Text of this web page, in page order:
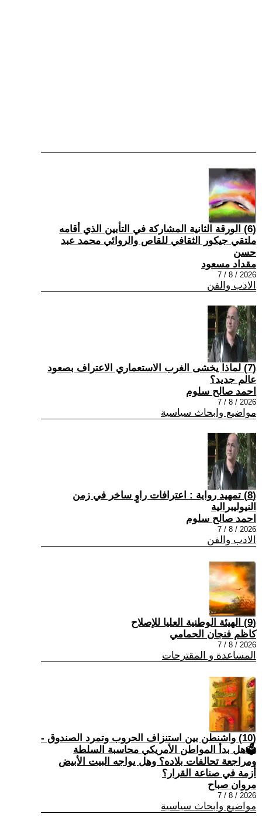
(6) الورقة الثانية المشاركة في التأبين الذي أقامه
ملتقي جيكور الثقافي للقاص والروائي محمد عبد
حسن
مقداد مسعود
2026 / 8 / 7
الادب والفن
(7) لماذا يخشى الغرب الاستعماري الاعتراف بصعود
عالم جديد؟
احمد صالح سلوم
2026 / 8 / 7
مواضيع وابحاث سياسية
(8) تمهيد رواية : اعترافات راوٍ ساخر في زمن
النيوليبرالية
احمد صالح سلوم
2026 / 8 / 7
الادب والفن
(9) الهيئة الوطنية العليا للإصلاح
كاظم فنجان الحمامي
2026 / 8 / 7
المساعدة و المقترحات
(10) واشنطن بين استنزاف الحروب وتمرد الصندوق -
🗳هل بدأ المواطن الأمريكي محاسبة السلطة
ومراجعة تحالفات بلاده؟ وهل يواجه البيت الأبيض
أزمة في صناعة القرار؟
مروان صباح
2026 / 8 / 7
مواضيع وابحاث سياسية